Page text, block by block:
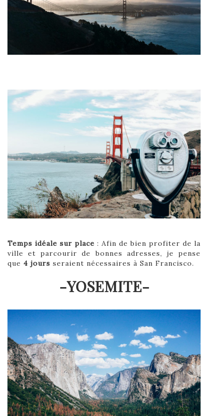
Temps idéale sur place : Afin de bien profiter de la
ville et parcourir de bonnes adresses, je pense
que 4 jours seraient nécessaires à San Francisco.
-YOSEMITE-